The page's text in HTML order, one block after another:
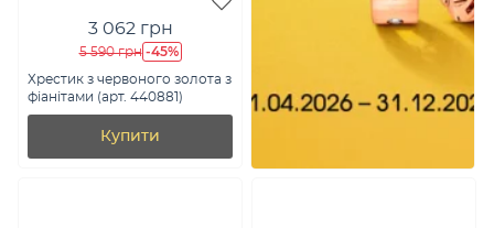
3 062 грн
5 590 грн -45%
Хрестик з червоного золота з
фіанітами (арт. 440881)
Купити